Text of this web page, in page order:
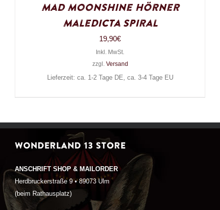
Mad Moonshine Hörner
Maledicta Spiral
19,90€
Inkl. MwSt.
zzgl. Versand
Lieferzeit: ca. 1-2 Tage DE, ca. 3-4 Tage EU
WONDERLAND 13 STORE
ANSCHRIFT SHOP & MAILORDER
Herdbruckerstraße 9 • 89073 Ulm
(beim Rathausplatz)